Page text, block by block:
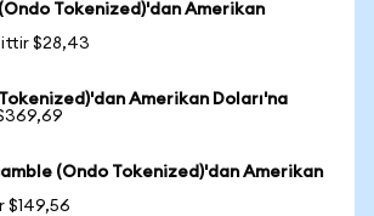
Tokenized)'dan Amerikan
$28,43
Amerikan Doları'na
(Ondo Tokenized)'dan Amerikan
$149,56